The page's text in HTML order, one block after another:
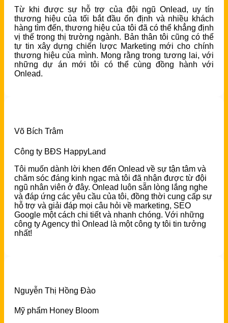
Từ khi được sự hỗ trợ của đội ngũ Onlead, uy tín
thương hiệu của tối bắt đầu ổn định và nhiều khách
hàng tìm đến, thương hiệu của tôi đã có thể khẳng định
vị thế trong thị trường ngành. Bản thân tôi cũng có thể
tự tin xây dựng chiến lược Marketing mới cho chính
thương hiệu của mình. Mong rằng trong tương lai, với
những dự án mới tôi có thể cùng đồng hành với
Onlead.
Võ Bích Trâm
Công ty BĐS HappyLand
Tôi muốn dành lời khen đến Onlead về sự tận tâm và
chăm sóc đáng kinh ngạc mà tôi đã nhận được từ đội
ngũ nhân viên ở đây. Onlead luôn sẵn lòng lắng nghe
và đáp ứng các yêu cầu của tôi, đồng thời cung cấp sự
hỗ trợ và giải đáp mọi câu hỏi về marketing, SEO
Google một cách chi tiết và nhanh chóng. Với những
công ty Agency thì Onlead là một công ty tôi tin tưởng
nhất!
Nguyễn Thị Hồng Đào
Mỹ phẩm Honey Bloom